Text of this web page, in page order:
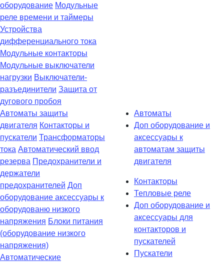
оборудование Модульные
реле времени и таймеры
Устройства
дифференциального тока
Модульные контакторы
Модульные выключатели
нагрузки Выключатели-
разъединители Защита от
дугового пробоя
Автоматы защиты
двигателя Контакторы и
пускатели Трансформаторы
тока Автоматический ввод
резерва Предохранители и
держатели
предохранителей Доп
оборудование аксессуары к
оборудованю низкого
напряжения Блоки питания
(оборудование низкого
напряжения)
Автоматические
Автоматы
Доп оборудование и
аксессуары к
автоматам защиты
двигателя
Контакторы
Тепловые реле
Доп оборудование и
аксессуары для
контакторов и
пускателей
Пускатели